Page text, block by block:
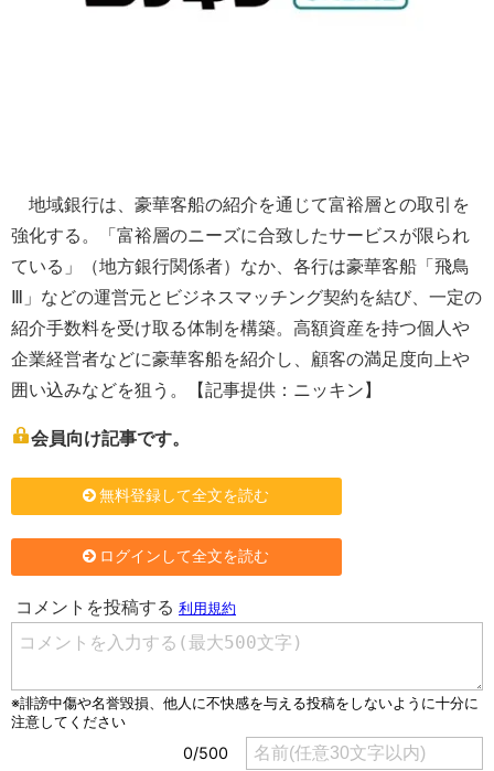
地域銀行は、豪華客船の紹介を通じて富裕層との取引を
強化する。「富裕層のニーズに合致したサービスが限られ
ている」（地方銀行関係者）なか、各行は豪華客船「飛鳥
Ⅲ」などの運営元とビジネスマッチング契約を結び、一定の
紹介手数料を受け取る体制を構築。高額資産を持つ個人や
企業経営者などに豪華客船を紹介し、顧客の満足度向上や
囲い込みなどを狙う。【記事提供：ニッキン】
会員向け記事です。
無料登録して全文を読む
ログインして全文を読む